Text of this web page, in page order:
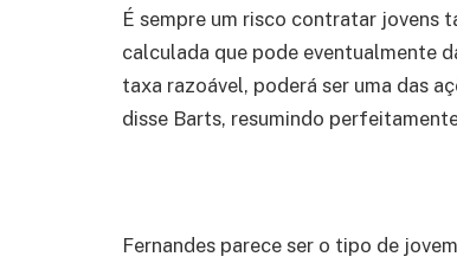
É sempre um risco contratar jovens
calculada que pode eventualmente
taxa razoável, poderá ser uma das
disse Barts, resumindo
Fernandes parece ser o tipo de